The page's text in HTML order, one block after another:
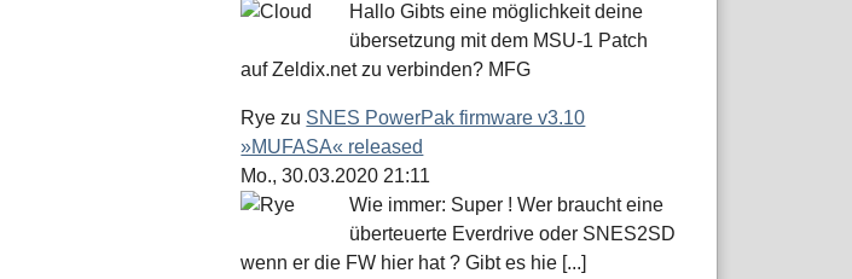
Hallo Gibts eine möglichkeit deine
übersetzung mit dem MSU-1 Patch
auf Zeldix.net zu verbinden? MFG
Rye zu SNES PowerPak firmware v3.10
»MUFASA« released
Mo., 30.03.2020 21:11
Wie immer: Super ! Wer braucht eine
überteuerte Everdrive oder SNES2SD
wenn er die FW hier hat ? Gibt es hie [...]